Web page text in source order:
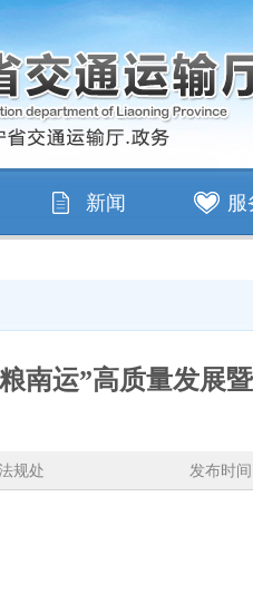
新闻 服
南运”高质量发展
规处 发布时